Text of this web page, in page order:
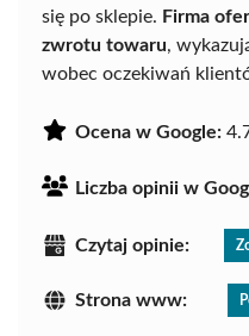
się po sklepie. Firma
zwrotu towaru,
wobec oczekiwań
Ocena w Google:
Liczba opinii w
Czytaj opinie:
Strona www: